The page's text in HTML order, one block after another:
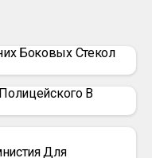
Боковых Стекол
В
Для